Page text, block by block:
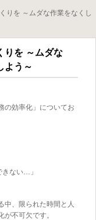
りを ～ムダな作業をなくし
りを ～ムダな
よう～
の効率化」についてお
きない…」
中、限られた時間と人
が不可欠です。